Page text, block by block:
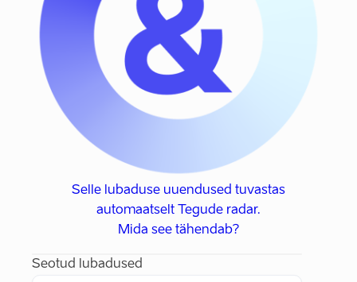
Selle lubaduse uuendused tuvastas
automaatselt Tegude radar.
Mida see tähendab?
Seotud lubadused